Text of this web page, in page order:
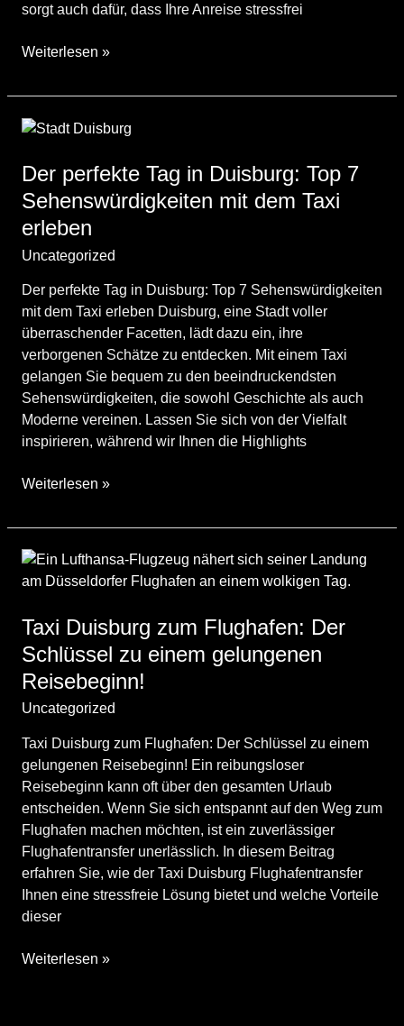
sorgt auch dafür, dass Ihre Anreise stressfrei
Entspannt
sicher:
So
bringt
das
Taxi
Duisburg
und
zurück
Weiterlesen »
Der perfekte Tag in Duisburg: Top 7
Sehenswürdigkeiten mit dem Taxi
erleben
Uncategorized
Der perfekte Tag in Duisburg: Top 7 Sehenswürdigkeiten
mit dem Taxi erleben Duisburg, eine Stadt voller
überraschender Facetten, lädt dazu ein, ihre
verborgenen Schätze zu entdecken. Mit einem Taxi
gelangen Sie bequem zu den beeindruckendsten
Sehenswürdigkeiten, die sowohl Geschichte als auch
Moderne vereinen. Lassen Sie sich von der Vielfalt
inspirieren, während wir Ihnen die Highlights
Der
Tag
in
Duisburg:
Top
Sehenswürdigkeiten
mit
dem
Taxi
Weiterlesen »
Taxi Duisburg zum Flughafen: Der
Schlüssel zu einem gelungenen
Reisebeginn!
Uncategorized
Taxi Duisburg zum Flughafen: Der Schlüssel zu einem
gelungenen Reisebeginn! Ein reibungsloser
Reisebeginn kann oft über den gesamten Urlaub
entscheiden. Wenn Sie sich entspannt auf den Weg zum
Flughafen machen möchten, ist ein zuverlässiger
Flughafentransfer unerlässlich. In diesem Beitrag
erfahren Sie, wie der Taxi Duisburg Flughafentransfer
Ihnen eine stressfreie Lösung bietet und welche Vorteile
dieser
Taxi
Weiterlesen »